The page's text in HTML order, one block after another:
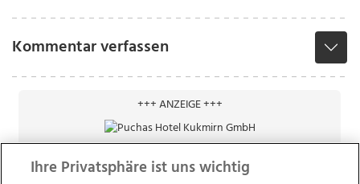
Kommentar verfassen
+++ ANZEIGE +++
Ihre Privatsphäre ist uns wichtig